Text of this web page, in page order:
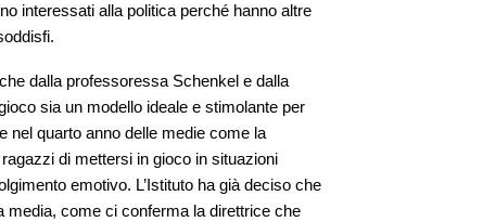
interessati alla politica perché hanno altre
dalla professoressa Schenkel e dalla
sia un modello ideale e stimolante per
nel quarto anno delle medie come la
di mettersi in gioco in situazioni
emotivo. L’Istituto ha già deciso che
media, come ci conferma la direttrice che